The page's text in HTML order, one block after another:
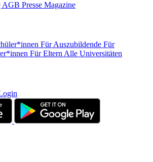
AGB Presse Magazine
Für Auszubildende Für
Für Eltern Alle Universitäten